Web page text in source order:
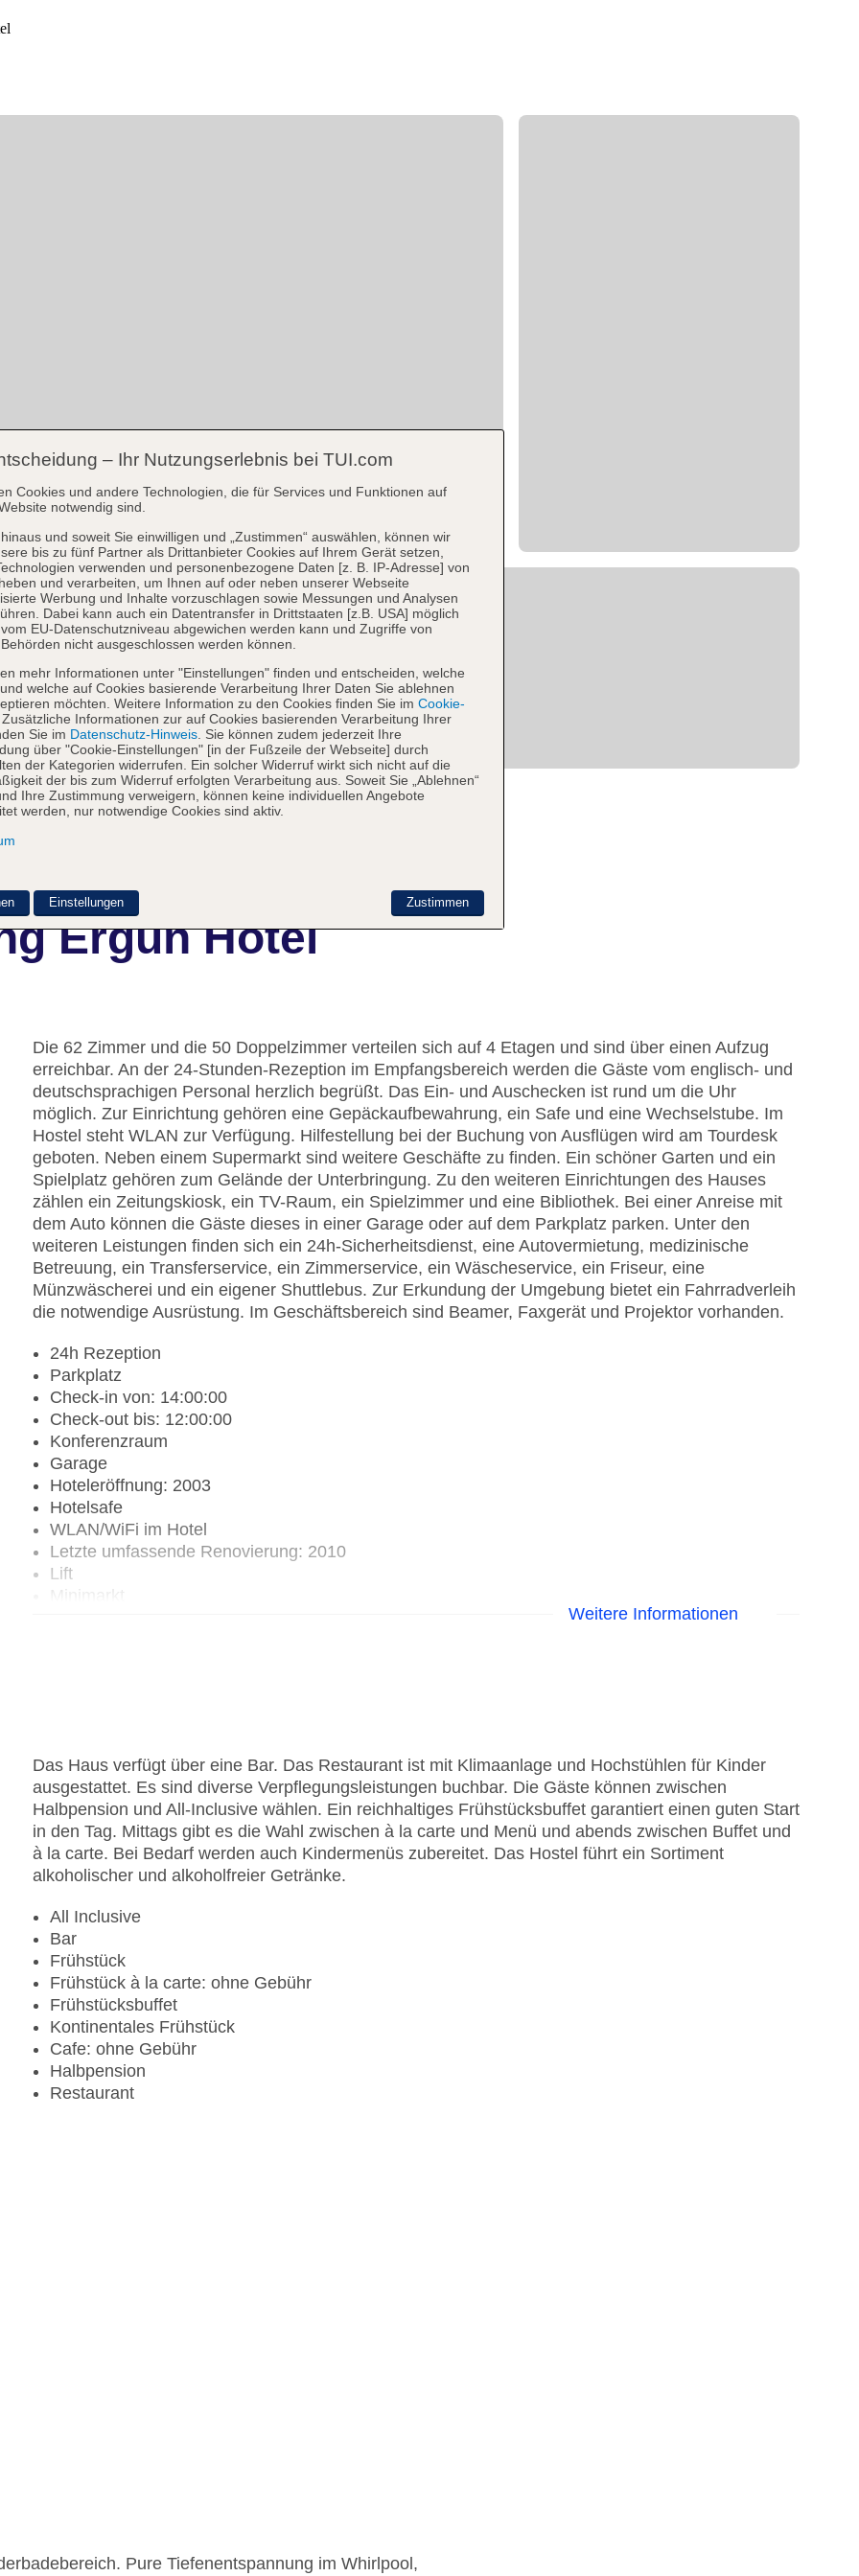
Ergün Hotel
Die 62 Zimmer und die 50 Doppelzimmer verteilen sich auf 4 Etagen und sind über einen Aufzug
erreichbar. An der 24-Stunden-Rezeption im Empfangsbereich werden die Gäste vom englisch- und
deutschsprachigen Personal herzlich begrüßt. Das Ein- und Auschecken ist rund um die Uhr
möglich. Zur Einrichtung gehören eine Gepäckaufbewahrung, ein Safe und eine Wechselstube. Im
Hostel steht WLAN zur Verfügung. Hilfestellung bei der Buchung von Ausflügen wird am Tourdesk
geboten. Neben einem Supermarkt sind weitere Geschäfte zu finden. Ein schöner Garten und ein
Spielplatz gehören zum Gelände der Unterbringung. Zu den weiteren Einrichtungen des Hauses
zählen ein Zeitungskiosk, ein TV-Raum, ein Spielzimmer und eine Bibliothek. Bei einer Anreise mit
dem Auto können die Gäste dieses in einer Garage oder auf dem Parkplatz parken. Unter den
weiteren Leistungen finden sich ein 24h-Sicherheitsdienst, eine Autovermietung, medizinische
Betreuung, ein Transferservice, ein Zimmerservice, ein Wäscheservice, ein Friseur, eine
Münzwäscherei und ein eigener Shuttlebus. Zur Erkundung der Umgebung bietet ein Fahrradverleih
die notwendige Ausrüstung. Im Geschäftsbereich sind Beamer, Faxgerät und Projektor vorhanden.
24h Rezeption
Parkplatz
Check-in von: 14:00:00
Check-out bis: 12:00:00
Konferenzraum
Garage
Hoteleröffnung: 2003
Hotelsafe
WLAN/WiFi im Hotel
Letzte umfassende Renovierung: 2010
Lift
Wasserrutsche
Zahlungsarten: American Express, EC Maestro, Mastercard, Visa
Landeskategorie: 3 Sterne
Weitere Informationen
Das Haus verfügt über eine Bar. Das Restaurant ist mit Klimaanlage und Hochstühlen für Kinder
ausgestattet. Es sind diverse Verpflegungsleistungen buchbar. Die Gäste können zwischen
Halbpension und All-Inclusive wählen. Ein reichhaltiges Frühstücksbuffet garantiert einen guten Start
in den Tag. Mittags gibt es die Wahl zwischen à la carte und Menü und abends zwischen Buffet und
à la carte. Bei Bedarf werden auch Kindermenüs zubereitet. Das Hostel führt ein Sortiment
alkoholischer und alkoholfreier Getränke.
All Inclusive
Bar
Frühstück
Frühstück à la carte: ohne Gebühr
Frühstücksbuffet
Kontinentales Frühstück
Cafe: ohne Gebühr
Halbpension
Restaurant
Pure Tiefenentspannung im Whirlpool,
– Ihr Nutzungserlebnis bei TUI.com
Cookies und andere Technologien, die für Services und Funktionen auf
notwendig sind.
und soweit Sie einwilligen und „Zustimmen“ auswählen, können wir
bis zu fünf Partner als Drittanbieter Cookies auf Ihrem Gerät setzen,
verwenden und personenbezogene Daten [z. B. IP-Adresse] von
und verarbeiten, um Ihnen auf oder neben unserer Webseite
Werbung und Inhalte vorzuschlagen sowie Messungen und Analysen
Dabei kann auch ein Datentransfer in Drittstaaten [z.B. USA] möglich
EU-Datenschutzniveau abgewichen werden kann und Zugriffe von
nicht ausgeschlossen werden können.
mehr Informationen unter "Einstellungen" finden und entscheiden, welche
welche auf Cookies basierende Verarbeitung Ihrer Daten Sie ablehnen
möchten. Weitere Information zu den Cookies finden Sie im Cookie-
. Zusätzliche Informationen zur auf Cookies basierenden Verarbeitung Ihrer
Sie im Datenschutz-Hinweis . Sie können zudem jederzeit Ihre
über "Cookie-Einstellungen" [in der Fußzeile der Webseite] durch
der Kategorien widerrufen. Ein solcher Widerruf wirkt sich nicht auf die
der bis zum Widerruf erfolgten Verarbeitung aus. Soweit Sie „Ablehnen“
Ihre Zustimmung verweigern, können keine individuellen Angebote
werden, nur notwendige Cookies sind aktiv.
Zustimmen
Einstellungen